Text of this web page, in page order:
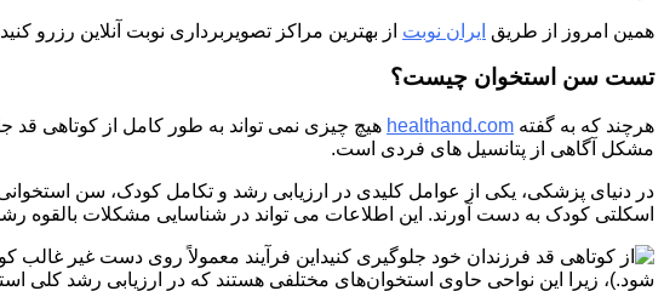
همین امروز از طریق ایران نوبت از بهترین مراکز تصویربرداری نوبت آنلاین رزرو
تست سن استخوان چیست؟
هرچند که به گفته healthand.com هیچ چیزی نمی تواند به طور کامل از کوتاهی قد
مشکل آگاهی از پتانسیل های فردی است.
در دنیای پزشکی، یکی از عوامل کلیدی در ارزیابی رشد و تکامل کودک، سن
اسکلتی کودک به دست آورند. این اطلاعات می تواند در شناسایی مشکلات بالقوه
این فرآیند معمولاً روی دست غیر
شود.)، زیرا این نواحی حاوی استخوان‌های مختلفی هستند که در ارزیابی رشد کلی